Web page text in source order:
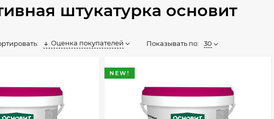
штукатурка основит
Оценка покупателей Показывать по: 30
NEW!